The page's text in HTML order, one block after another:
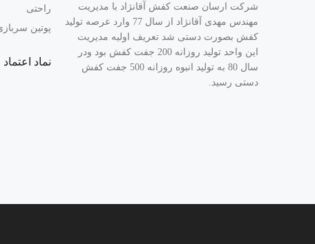
شرکت ارسان صنعت کفش آقانژاد با مدیریت
مهندس مهدی آقانژاد از سال 77 وارد عرصه تولید
کفش بصورت دستی شد تعریف اولیه مدیریت
این واحد تولید روزانه 200 جفت کفش بود ودر
سال 80 به تولید انبوه روزانه 500 جفت کفش
دستی رسید.
راحتی
پوتین
نماد